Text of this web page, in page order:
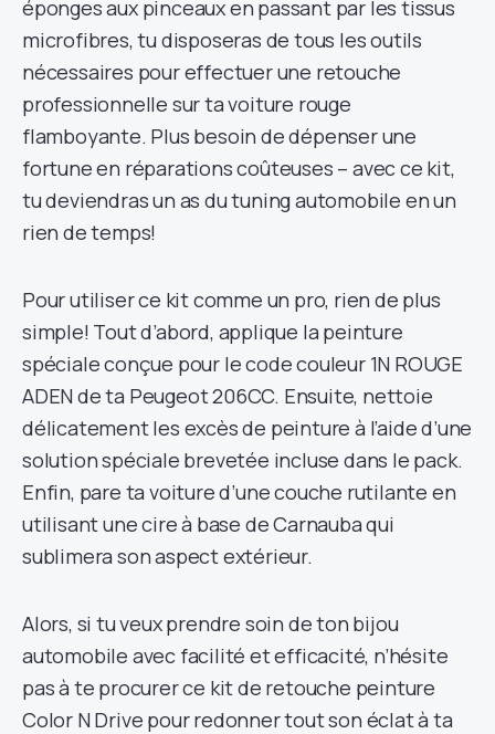
éponges aux pinceaux en passant par les tissus
microfibres, tu disposeras de tous les outils
nécessaires pour effectuer une retouche
professionnelle sur ta voiture rouge
flamboyante. Plus besoin de dépenser une
fortune en réparations coûteuses – avec ce kit,
tu deviendras un as du tuning automobile en un
rien de temps!
Pour utiliser ce kit comme un pro, rien de plus
simple! Tout d’abord, applique la peinture
spéciale conçue pour le code couleur 1N ROUGE
ADEN de ta Peugeot 206CC. Ensuite, nettoie
délicatement les excès de peinture à l’aide d’une
solution spéciale brevetée incluse dans le pack.
Enfin, pare ta voiture d’une couche rutilante en
utilisant une cire à base de Carnauba qui
sublimera son aspect extérieur.
Alors, si tu veux prendre soin de ton bijou
automobile avec facilité et efficacité, n’hésite
pas à te procurer ce kit de retouche peinture
Color N Drive pour redonner tout son éclat à ta